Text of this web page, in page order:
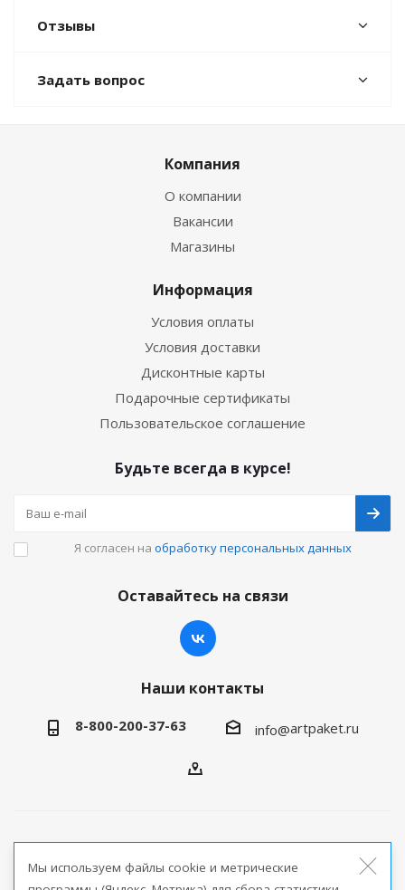
Отзывы
Задать вопрос
Компания
О компании
Вакансии
Магазины
Информация
Условия оплаты
Условия доставки
Дисконтные карты
Подарочные сертификаты
Пользовательское соглашение
Будьте всегда в курсе!
Я согласен на обработку персональных данных
Оставайтесь на связи
Наши контакты
8-800-200-37-63 info@artpaket.ru
продукции
Мы используем файлы cookie и метрические